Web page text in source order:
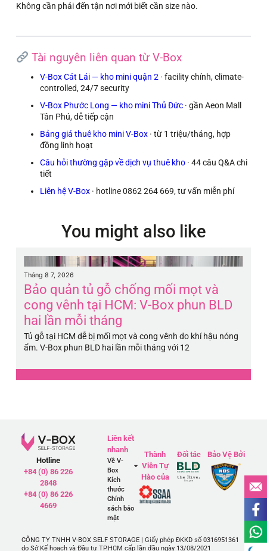
Không cần phải đến tận nơi mới biết cần size nào.
Tài nguyên liên quan từ V-Box
V-Box Cát Lái — kho mini quận 2 · facility chính, climate-
controlled, 24/7 security
V-Box Phước Long — kho mini Thủ Đức· gần Aeon Mall
Tân Phú, dễ tiếp cận
Bảng giá thuê kho mini V-Box· từ 1 triệu/tháng, hợp
đồng linh hoạt
Câu hỏi thường gặp về dịch vụ thuê kho· 44 câu Q&A chi
tiết
Liên hệ V-Box· hotline 0862 264 669, tư vấn miễn phí
You might also like
Tháng 8 7, 2026
Bảo quản tủ gỗ chống mối mọt và
cong vênh tại HCM: V-Box phun BLD
hai lần mỗi tháng
Tủ gỗ tại HCM dễ bị mối mọt và cong vênh do khí hậu nóng
ẩm. V-Box phun BLD hai lần mỗi tháng với 12
Hotline
+84 (0) 86 226
2848
+84 (0) 86 226
4669
Liên kết
nhanh
Về V-
Box
Kích
thước
Chính
sách bảo
mật
Thành
Viên Tự
Hào của
Đối tác Bảo Vệ Bởi
CÔNG TY TNHH V-BOX SELF STORAGE | Giấy phép ĐKKD số 0316951361
do Sở Kế hoạch và Đầu tư TP.HCM cấp lần đầu ngày 13/08/2021